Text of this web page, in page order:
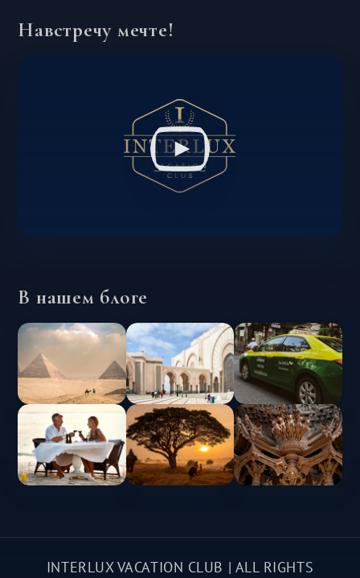
Навстречу мечте!
В нашем блоге
INTERLUX VACATION CLUB | ALL RIGHTS